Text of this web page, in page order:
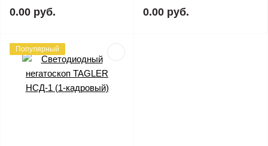
0.00 руб. 0.00 руб.
Популярный